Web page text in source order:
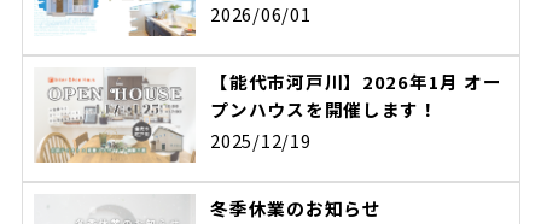
2026/06/01
【能代市河戸川】2026年1月 オー
プンハウスを開催します！
2025/12/19
冬季休業のお知らせ